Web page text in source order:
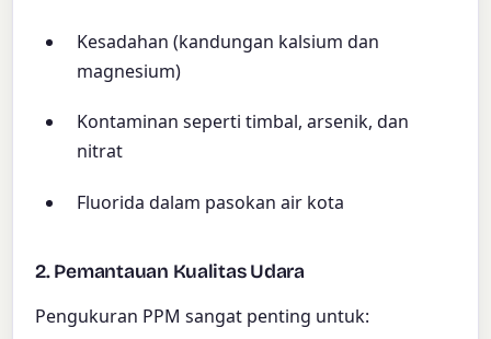
Kesadahan (kandungan kalsium dan
magnesium)
Kontaminan seperti timbal, arsenik, dan
nitrat
Fluorida dalam pasokan air kota
2. Pemantauan Kualitas Udara
Pengukuran PPM sangat penting untuk: